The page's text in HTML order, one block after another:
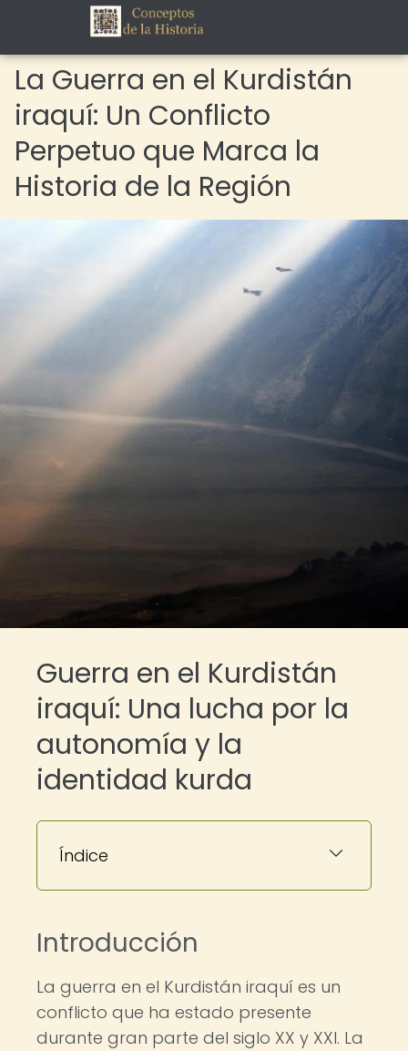
La Guerra en el Kurdistán
iraquí: Un Conflicto
Perpetuo que Marca la
Historia de la Región
Guerra en el Kurdistán
iraquí: Una lucha por la
autonomía y la
identidad kurda
Índice
Introducción
La guerra en el Kurdistán iraquí es un
conflicto que ha estado presente
durante gran parte del siglo XX y XXI. La